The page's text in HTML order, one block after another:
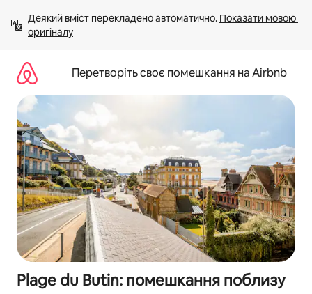
вмісту
Деякий вміст перекладено автоматично. Показати мовою
оригіналу
Перетворіть своє помешкання на Airbnb
Plage du Butin: помешкання поблизу